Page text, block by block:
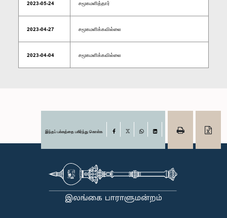
2023-05-24 சமூகமளித்தார்
2023-04-27 சமூகமளிக்கவில்லை
2023-04-04 சமூகமளிக்கவில்லை
இந்தப் பக்கத்தை பகிர்ந்து கொள்க Facebook